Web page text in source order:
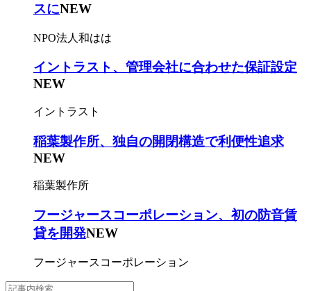
スにNEW
NPO法人和はは
イントラスト、管理会社に合わせた保証設定
NEW
イントラスト
稲葉製作所、独自の開閉構造で利便性追求
NEW
稲葉製作所
フージャースコーポレーション、初の防音賃
貸を開発NEW
フージャースコーポレーション